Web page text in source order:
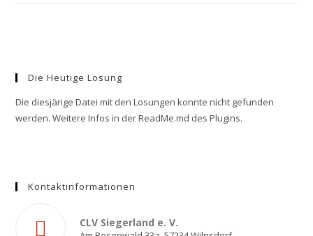
Die Heutige Losung
Die diesjärige Datei mit den Losungen konnte nicht gefunden
werden. Weitere Infos in der ReadMe.md des Plugins.
Kontaktinformationen
CLV Siegerland e. V.